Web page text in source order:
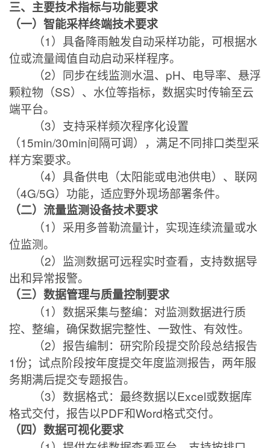
三、主要技术指标与功能要求
（一）智能采样终端技术要求
（1）具备降雨触发自动采样功能，可根据水
位或流量阈值自动启动采样程序。
（2）同步在线监测水温、 pH、电导率、悬浮
颗粒物（SS）、水位等指标，数据实时传输至云
端平台。
（3）支持采样频次程序化设置
（15min/30min间隔可调），满足不同排口类型采
样方案要求。
（4）具备供电（太阳能或电池供电）、联网
（4G/5G）功能，适应野外现场部署条件。
（二）流量监测设备技术要求
（1）采用多普勒流量计，实现连续流量或水
位监测。
（2）监测数据可远程实时查看，支持数据导
出和异常报警。
（三）数据管理与质量控制要求
（1）数据采集与整编：对监测数据进行质
控、整编，确保数据完整性、一致性、有效性。
（2）报告编制：研究阶段提交阶段总结报告
1份；试点阶段按年度提交年度监测报告，两年服
务期满后提交专题报告。
（3）数据格式：最终数据以Excel或数据库
格式交付，报告以PDF和Word格式交付。
（四）数据可视化要求